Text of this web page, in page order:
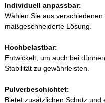
Individuell anpassbar:
Wählen Sie aus
maßgeschneiderte Lösung.
Hochbelastbar:
Entwickelt, um auch bei
Stabilität zu gewährleisten.
Pulverbeschichtet:
Bietet zusätzlichen Schutz und